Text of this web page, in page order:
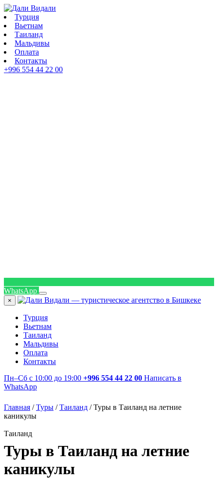
К
контенту
Турция
Вьетнам
Таиланд
Мальдивы
Оплата
Контакты
+996 554 44 22 00
WhatsApp
×
Турция
Вьетнам
Таиланд
Мальдивы
Оплата
Контакты
Пн–Сб с 10:00 до 19:00 +996 554 44 22 00 Написать в
WhatsApp
Главная / Туры / Таиланд / Туры в Таиланд на летние
каникулы
Таиланд
Туры в Таиланд на летние
каникулы